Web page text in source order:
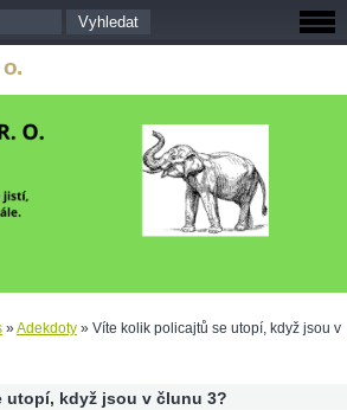
»Adekdoty » Víte kolik policajtů se utopí, když jsou v
utopí, když jsou v člunu 3?